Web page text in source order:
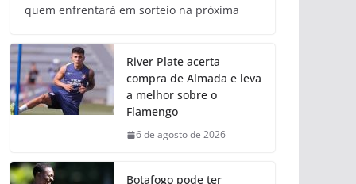
quem enfrentará em sorteio na próxima
River Plate acerta
compra de Almada e leva
a melhor sobre o
Flamengo
6 de agosto de 2026
Botafogo pode ter